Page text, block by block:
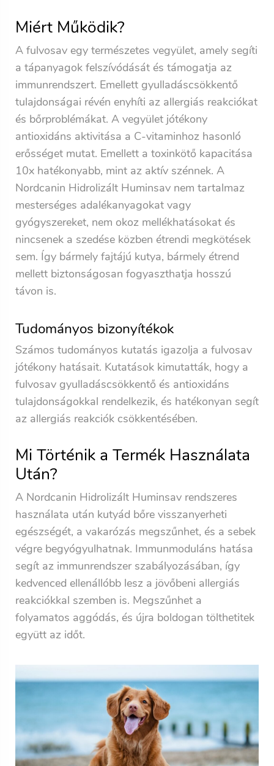
Miért Működik?
A fulvosav egy természetes vegyület, amely segíti
a tápanyagok felszívódását és támogatja az
immunrendszert. Emellett gyulladáscsökkentő
tulajdonságai révén enyhíti az allergiás reakciókat
és bőrproblémákat. A vegyület jótékony
antioxidáns aktivitása a C-vitaminhoz hasonló
erősséget mutat. Emellett a toxinkötő kapacitása
10x hatékonyabb, mint az aktív szénnek. A
Nordcanin Hidrolizált Huminsav nem tartalmaz
mesterséges adalékanyagokat vagy
gyógyszereket, nem okoz mellékhatásokat és
nincsenek a szedése közben étrendi megkötések
sem. Így bármely fajtájú kutya, bármely étrend
mellett biztonságosan fogyaszthatja hosszú
távon is.
Tudományos bizonyítékok
Számos tudományos kutatás igazolja a fulvosav
jótékony hatásait. Kutatások kimutatták, hogy a
fulvosav gyulladáscsökkentő és antioxidáns
tulajdonságokkal rendelkezik, és hatékonyan segít
az allergiás reakciók csökkentésében.
Mi Történik a Termék Használata
Után?
A Nordcanin Hidrolizált Huminsav rendszeres
használata után kutyád bőre visszanyerheti
egészségét, a vakarózás megszűnhet, és a sebek
végre begyógyulhatnak. Immunmoduláns hatása
segít az immunrendszer szabályozásában, így
kedvenced ellenállóbb lesz a jövőbeni allergiás
reakciókkal szemben is. Megszűnhet a
folyamatos aggódás, és újra boldogan tölthetitek
együtt az időt.